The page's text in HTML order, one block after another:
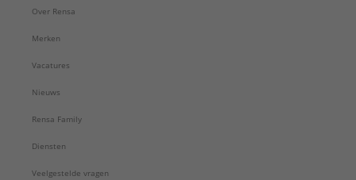
Over Rensa
Merken
Vacatures
Nieuws
Rensa Family
Diensten
Veelgestelde vragen